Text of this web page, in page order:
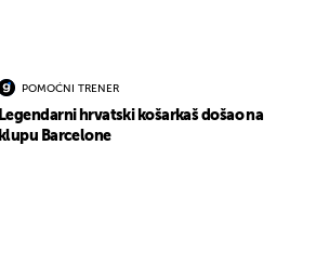
POMOĆNI TRENER
Legendarni hrvatski košarkaš došao na
klupu Barcelone